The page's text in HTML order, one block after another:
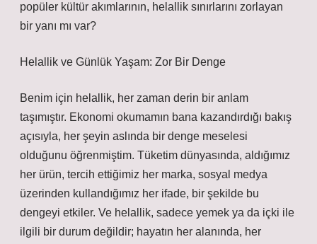
popüler kültür akımlarının, helallik sınırlarını zorlayan
bir yanı mı var?
Helallik ve Günlük Yaşam: Zor Bir Denge
Benim için helallik, her zaman derin bir anlam
taşımıştır. Ekonomi okumamın bana kazandırdığı bakış
açısıyla, her şeyin aslında bir denge meselesi
olduğunu öğrenmiştim. Tüketim dünyasında, aldığımız
her ürün, tercih ettiğimiz her marka, sosyal medya
üzerinden kullandığımız her ifade, bir şekilde bu
dengeyi etkiler. Ve helallik, sadece yemek ya da içki ile
ilgili bir durum değildir; hayatın her alanında, her